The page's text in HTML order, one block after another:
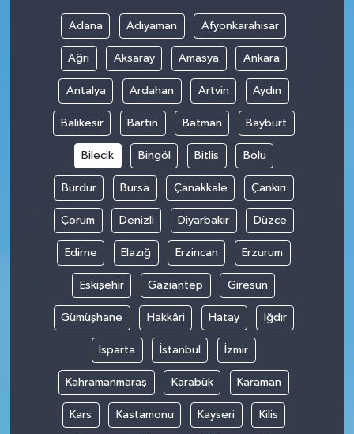
Adana Adıyaman Afyonkarahisar
Ağrı Aksaray Amasya Ankara
Antalya Ardahan Artvin Aydın
Balıkesir Bartın Batman Bayburt
Bilecik Bingöl Bitlis Bolu
Burdur Bursa Çanakkale Çankırı
Çorum Denizli Diyarbakır Düzce
Edirne Elazığ Erzincan Erzurum
Eskişehir Gaziantep Giresun
Gümüşhane Hakkâri Hatay Iğdır
Isparta İstanbul İzmir
Kahramanmaraş Karabük Karaman
Kars Kastamonu Kayseri Kilis